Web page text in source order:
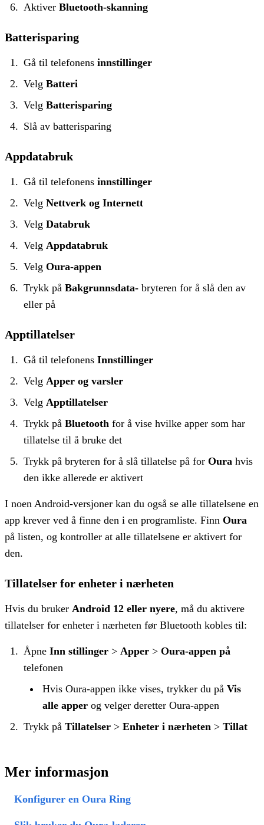
Aktiver Bluetooth-skanning
Batterisparing
Gå til telefonens innstillinger
Velg Batteri
Velg Batterisparing
Slå av batterisparing
Appdatabruk
Gå til telefonens innstillinger
Velg Nettverk og Internett
Velg Databruk
Velg Appdatabruk
Velg Oura-appen
Trykk på Bakgrunnsdata- bryteren for å slå den av
eller på
Apptillatelser
Gå til telefonens Innstillinger
Velg Apper og varsler
Velg Apptillatelser
Trykk på Bluetooth for å vise hvilke apper som har
tillatelse til å bruke det
Trykk på bryteren for å slå tillatelse på for Oura hvis
den ikke allerede er aktivert
I noen Android-versjoner kan du også se alle tillatelsene en
app krever ved å finne den i en programliste. Finn Oura
på listen, og kontroller at alle tillatelsene er aktivert for
den.
Tillatelser for enheter i nærheten
Hvis du bruker Android 12 eller nyere, må du aktivere
tillatelser for enheter i nærheten før Bluetooth kobles til:
Åpne Inn stillinger > Apper > Oura-appen på
telefonen
Hvis Oura-appen ikke vises, trykker du på Vis
alle apper og velger deretter Oura-appen
Trykk på Tillatelser > Enheter i nærheten > Tillat
Mer informasjon
Konfigurer en Oura Ring